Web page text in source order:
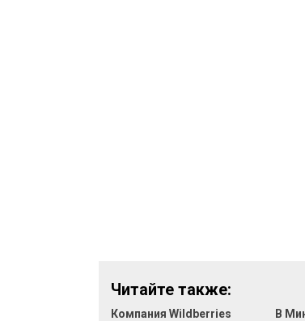
Читайте также:
Компания Wildberries
В